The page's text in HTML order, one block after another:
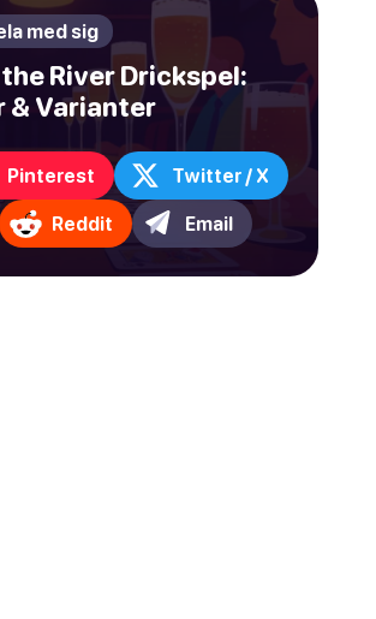
med sig
River Drickspel:
& Varianter
Pinterest Twitter / X
Reddit Email